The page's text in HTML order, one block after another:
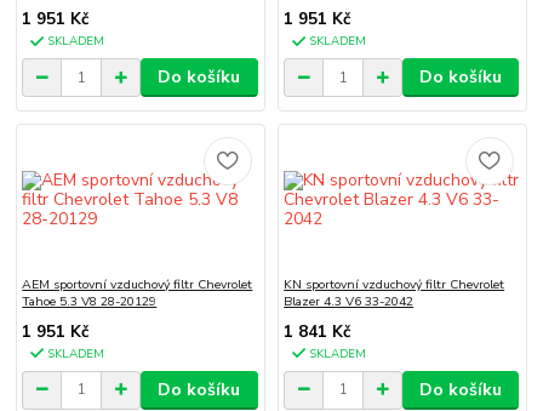
1 951 Kč
SKLADEM
Do košíku
1 951 Kč
SKLADEM
Do košíku
AEM sportovní vzduchový filtr Chevrolet
Tahoe 5.3 V8 28-20129
1 951 Kč
SKLADEM
Do košíku
KN sportovní vzduchový filtr Chevrolet
Blazer 4.3 V6 33-2042
1 841 Kč
SKLADEM
Do košíku